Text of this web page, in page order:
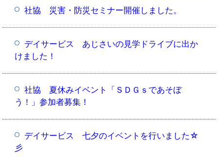
社協 災害・防災セミナー開催しました。
デイサービス あじさいの見学ドライブに出か
けました！
社協 夏休みイベント「ＳＤＧｓであそぼ
う！」参加者募集！
デイサービス 七夕のイベントを行いました☆
彡